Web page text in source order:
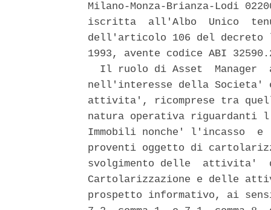
Milano-Monza-Brianza-Lodi
iscritta  all'Albo  Unico
dell'articolo 106 del decreto
1993, avente codice ABI
Il ruolo di Asset  Manager
nell'interesse della
attivita', ricomprese tra
natura operativa riguardanti
Immobili nonche' l'incasso
proventi oggetto di
svolgimento delle  attivita'
Cartolarizzazione e delle
prospetto informativo, ai